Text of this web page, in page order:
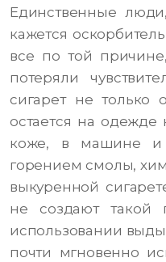
Единственные
кажется
все по той
потеряли
сигарет не только
остается на одежде
коже, в машине и
горением смолы,
выкуренной
не создают такой
использовании
почти мгновенно